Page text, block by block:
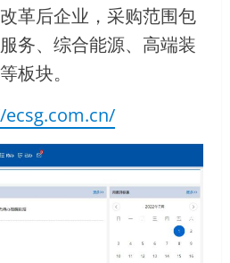
革后企业，采购范围包
务、综合能源、高端装
板块。